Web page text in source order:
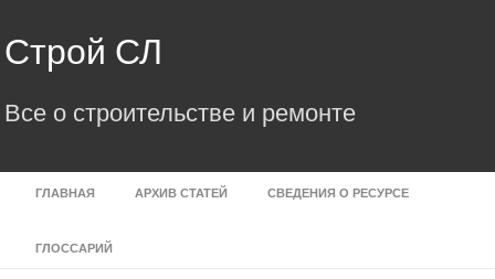
to
content
Строй СЛ
Все о строительстве и ремонте
ГЛАВНАЯ АРХИВ СТАТЕЙ СВЕДЕНИЯ О РЕСУРСЕ
ГЛОССАРИЙ